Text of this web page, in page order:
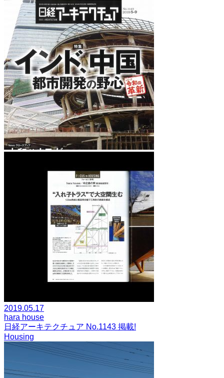
2019.05.17
hara house
日経アーキテクチュア No.1143 掲載!
Housing